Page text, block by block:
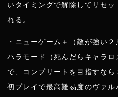
いタイミングで解除してリセ
れる。
・ニューゲーム＋（敵が強い
ハラモード（死んだらキャラ
で、コンプリートを目指すなら
初プレイで最高難易度のヴァ